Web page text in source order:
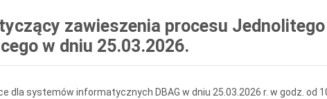
zawieszenia procesu Jednolitego
w dniu 25.03.2026.
dla systemów informatycznych DBAG w dniu 25.03.2026 r. w godz. od